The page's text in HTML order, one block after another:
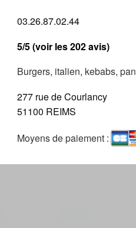
03.26.87.02.44
5/5 (voir les 202 avis)
Burgers, italien, kebabs,
277 rue de Courlancy
51100 REIMS
Moyens de paiement :